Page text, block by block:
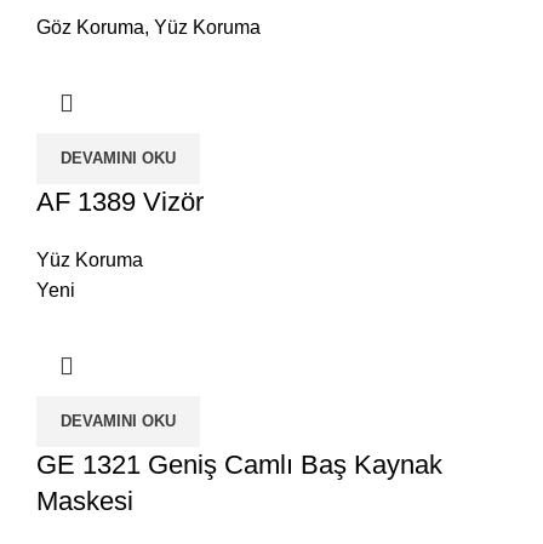
Göz Koruma, Yüz Koruma
DEVAMINI OKU
AF 1389 Vizör
Yüz Koruma
Yeni
DEVAMINI OKU
GE 1321 Geniş Camlı Baş Kaynak
Maskesi